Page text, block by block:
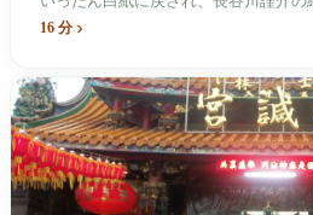
よって改名・改番されました。どの世
治スローガン、そしてようやくプユマ
先住民族の地名が再びレールの上に敷
16 分